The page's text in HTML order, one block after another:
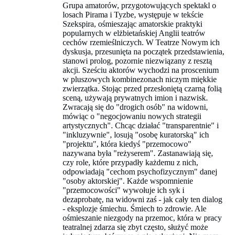
Grupa amatorów, przygotowujących spektakl o
losach Pirama i Tyzbe, występuje w tekście
Szekspira, ośmieszając amatorskie praktyki
popularnych w elżbietańskiej Anglii teatrów
cechów rzemieślniczych. W Teatrze Nowym ich
dyskusja, przesunięta na początek przedstawienia,
stanowi prolog, pozornie niezwiązany z resztą
akcji. Sześciu aktorów wychodzi na proscenium
w pluszowych kombinezonach niczym miękkie
zwierzątka. Stojąc przed przesłoniętą czarną folią
sceną, używają prywatnych imion i nazwisk.
Zwracają się do "drogich osób" na widowni,
mówiąc o "negocjowaniu nowych strategii
artystycznych". Chcąc działać "transparentnie" i
"inkluzywnie", losują "osobę kuratorską" ich
"projektu", która kiedyś "przemocowo"
nazywana była "reżyserem". Zastanawiają się,
czy role, które przypadły każdemu z nich,
odpowiadają "cechom psychofizycznym" danej
"osoby aktorskiej". Każde wspomnienie
"przemocowości" wywołuje ich syk i
dezaprobatę, na widowni zaś - jak cały ten dialog
- eksplozje śmiechu. Śmiech to zdrowie. Ale
ośmieszanie niezgody na przemoc, która w pracy
teatralnej zdarza się zbyt często, służyć może